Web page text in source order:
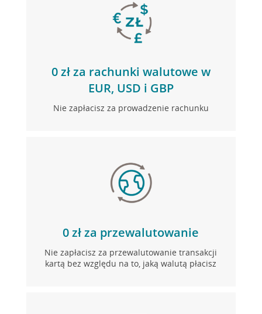
0 zł za rachunki walutowe w
EUR, USD i GBP
Nie zapłacisz za prowadzenie rachunku
0 zł za przewalutowanie
Nie zapłacisz za przewalutowanie transakcji
kartą bez względu na to, jaką walutą płacisz